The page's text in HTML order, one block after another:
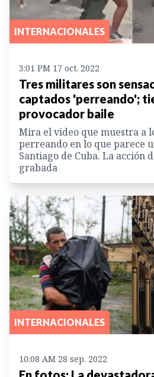
INTERNACIONALES
3:01 PM 17 oct. 2022
Tres militares son
captados 'perreando';
provocador baile
Mira el video que muestra a
perreando en lo que parece
Santiago de Cuba. La acción
grabada
INTERNACIONALES
10:08 AM 28 sep. 2022